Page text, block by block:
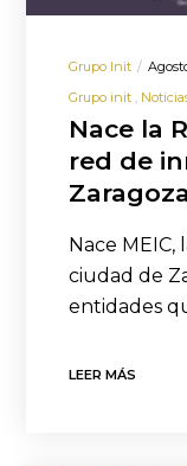
Grupo Init
Grupo init
Nace la
red de
Zaragoza
Nace MEIC,
ciudad de
entidades
LEER MÁS